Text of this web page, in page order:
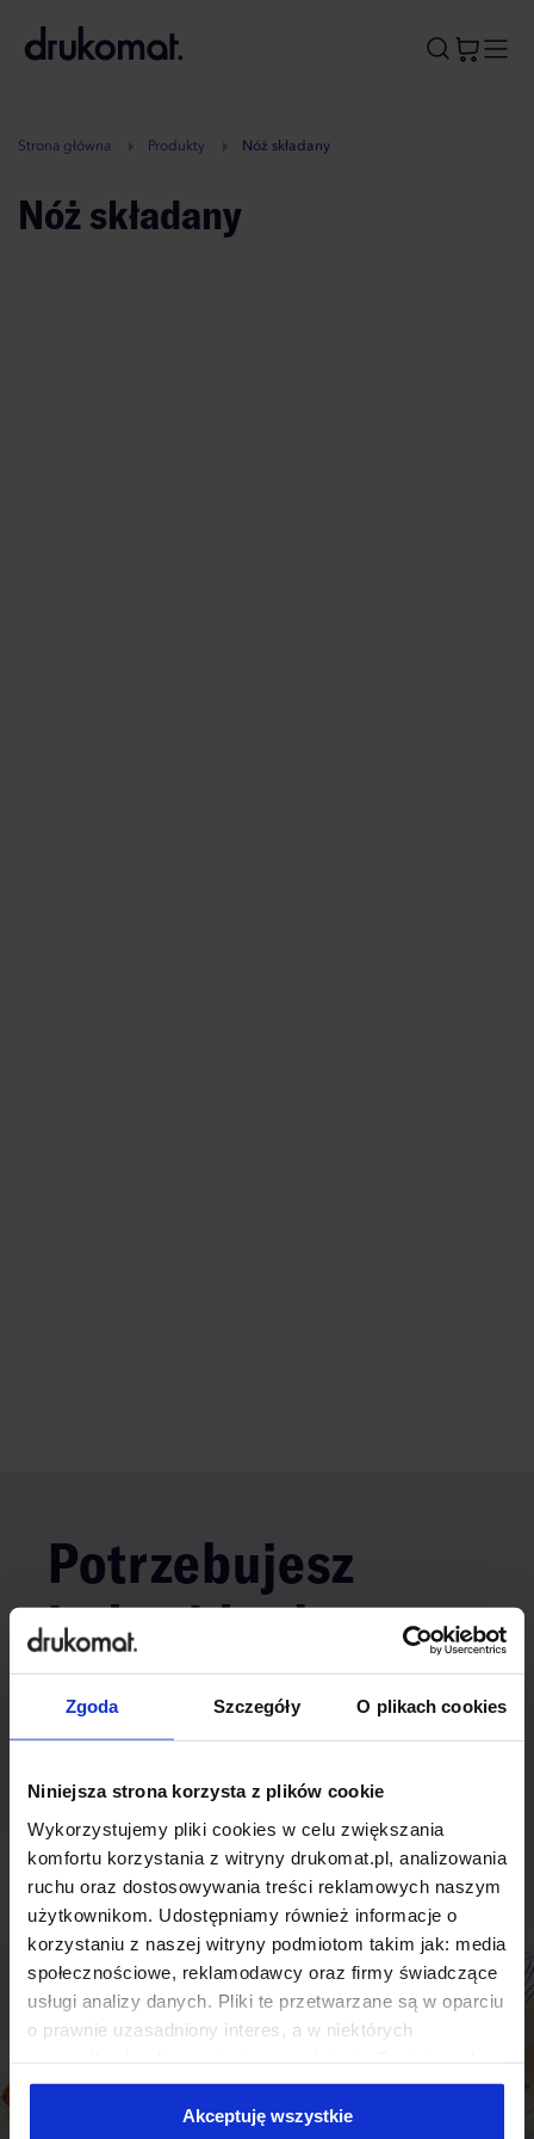
Zgoda Szczegóły O plikach cookies
Niniejsza strona korzysta z plików cookie
Wykorzystujemy pliki cookies w celu zwiększania
komfortu korzystania z witryny drukomat.pl, analizowania
ruchu oraz dostosowywania treści reklamowych naszym
użytkownikom. Udostępniamy również informacje o
korzystaniu z naszej witryny podmiotom takim jak: media
społecznościowe, reklamodawcy oraz firmy świadczące
usługi analizy danych. Pliki te przetwarzane są w oparciu
o prawnie uzasadniony interes, a w niektórych
Niektóre z plików cookies dostarczane i przetwarzane są
przez naszych zewnętrznych partnerów, z których listą
Akceptuję wszystkie
A
Strona główna Produkty Nóż składany
Nóż składany
Potrzebujesz
indywidualnego
rozwiązania?
Odezwij się do nas, aby omówić
Skontaktuj się